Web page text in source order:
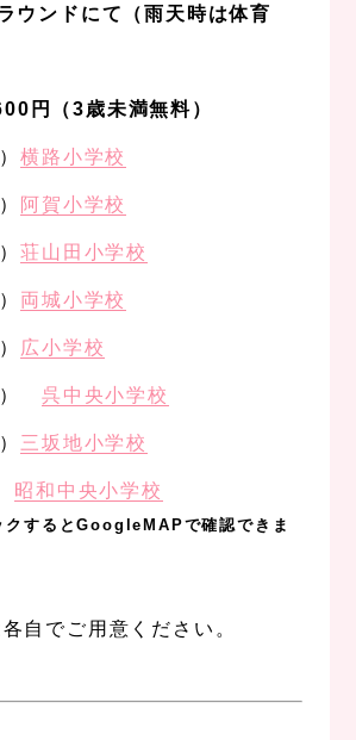
ウンドにて（雨天時は体育
円（3歳未満無料）
横路小学校
阿賀小学校
荘山田小学校
両城小学校
広小学校
） 呉中央小学校
三坂地小学校
昭和中央小学校
クするとGoogleMAPで確認できま
自でご用意ください。